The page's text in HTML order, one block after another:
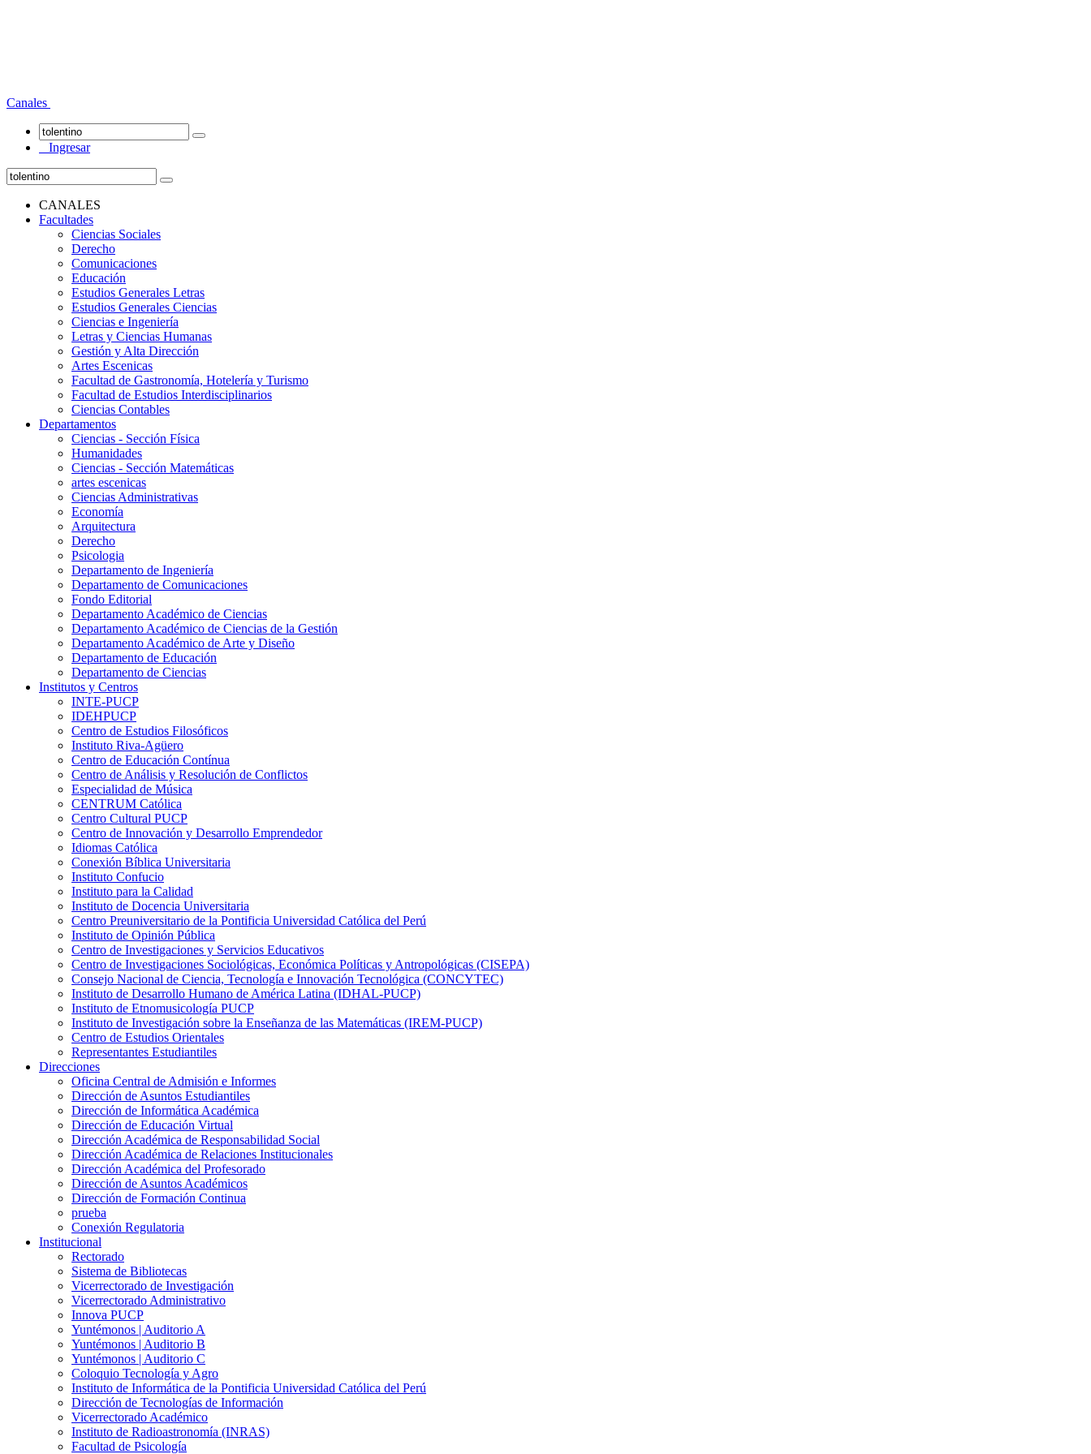
Canales
Ingresar
CANALES
Facultades
Ciencias Sociales
Derecho
Comunicaciones
Educación
Estudios Generales Letras
Estudios Generales Ciencias
Ciencias e Ingeniería
Letras y Ciencias Humanas
Gestión y Alta Dirección
Artes Escenicas
Facultad de Gastronomía, Hotelería y Turismo
Facultad de Estudios Interdisciplinarios
Ciencias Contables
Departamentos
Ciencias - Sección Física
Humanidades
Ciencias - Sección Matemáticas
artes escenicas
Ciencias Administrativas
Economía
Arquitectura
Derecho
Psicologia
Departamento de Ingeniería
Departamento de Comunicaciones
Fondo Editorial
Departamento Académico de Ciencias
Departamento Académico de Ciencias de la Gestión
Departamento Académico de Arte y Diseño
Departamento de Educación
Departamento de Ciencias
Institutos y Centros
INTE-PUCP
IDEHPUCP
Centro de Estudios Filosóficos
Instituto Riva-Agüero
Centro de Educación Contínua
Centro de Análisis y Resolución de Conflictos
Especialidad de Música
CENTRUM Católica
Centro Cultural PUCP
Centro de Innovación y Desarrollo Emprendedor
Idiomas Católica
Conexión Bíblica Universitaria
Instituto Confucio
Instituto para la Calidad
Instituto de Docencia Universitaria
Centro Preuniversitario de la Pontificia Universidad Católica del Perú
Instituto de Opinión Pública
Centro de Investigaciones y Servicios Educativos
Centro de Investigaciones Sociológicas, Económica Políticas y Antropológicas (CISEPA)
Consejo Nacional de Ciencia, Tecnología e Innovación Tecnológica (CONCYTEC)
Instituto de Desarrollo Humano de América Latina (IDHAL-PUCP)
Instituto de Etnomusicología PUCP
Instituto de Investigación sobre la Enseñanza de las Matemáticas (IREM-PUCP)
Centro de Estudios Orientales
Representantes Estudiantiles
Direcciones
Oficina Central de Admisión e Informes
Dirección de Asuntos Estudiantiles
Dirección de Informática Académica
Dirección de Educación Virtual
Dirección Académica de Responsabilidad Social
Dirección Académica de Relaciones Institucionales
Dirección Académica del Profesorado
Dirección de Asuntos Académicos
Dirección de Formación Continua
prueba
Conexión Regulatoria
Institucional
Rectorado
Sistema de Bibliotecas
Vicerrectorado de Investigación
Vicerrectorado Administrativo
Innova PUCP
Yuntémonos | Auditorio A
Yuntémonos | Auditorio B
Yuntémonos | Auditorio C
Coloquio Tecnología y Agro
Instituto de Informática de la Pontificia Universidad Católica del Perú
Dirección de Tecnologías de Información
Vicerrectorado Académico
Instituto de Radioastronomía (INRAS)
Facultad de Psicología